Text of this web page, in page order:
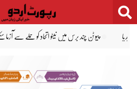
Skip
to
مڈ ٹرم انتخابات سے قبل ٹرمپ کو بڑا دھچکا، ووٹر فہرستوں پر 21ویں عدالتی شکست